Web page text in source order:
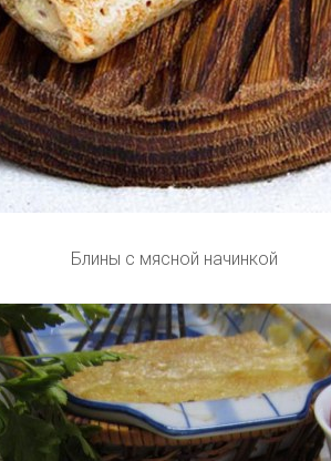
Блины с мясной начинкой